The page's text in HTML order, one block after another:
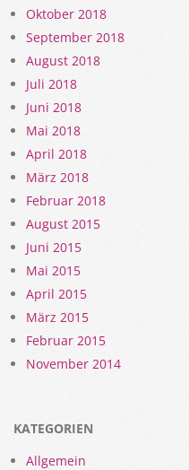
Oktober 2018
September 2018
August 2018
Juli 2018
Juni 2018
Mai 2018
April 2018
März 2018
Februar 2018
August 2015
Juni 2015
Mai 2015
April 2015
März 2015
Februar 2015
November 2014
KATEGORIEN
Allgemein